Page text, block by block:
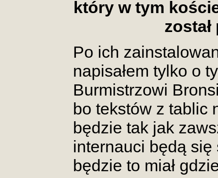
który w tym
Po ich
napisałem tylko o
Burmistrzowi
bo tekstów z tablic
będzie tak jak
internauci będą
będzie to miał